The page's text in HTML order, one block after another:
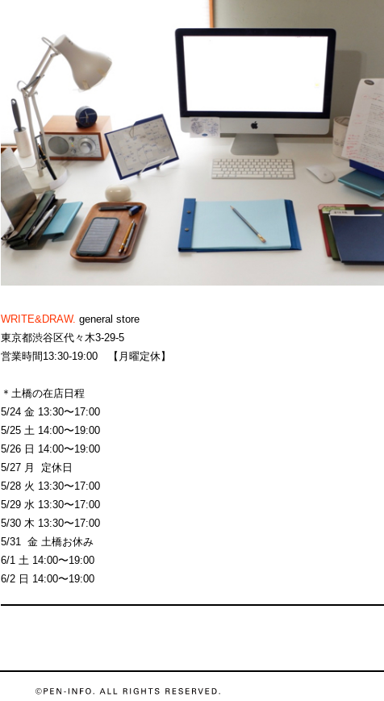
WRITE&DRAW. general store
東京都渋谷区代々木3-29-5
営業時間13:30-19:00 【月曜定休】
＊土橋の在店日程
5/24 金 13:30〜17:00
5/25 土 14:00〜19:00
5/26 日 14:00〜19:00
5/27 月 定休日
5/28 火 13:30〜17:00
5/29 水 13:30〜17:00
5/30 木 13:30〜17:00
5/31 金 土橋お休み
6/1 土 14:00〜19:00
6/2 日 14:00〜19:00